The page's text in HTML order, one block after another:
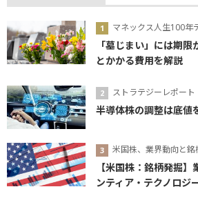
マネックス人生100年
「墓じまい」には期
とかかる費用を解説
ストラテジーレポート
半導体株の調整は底値
米国株、業界動向と銘
【米国株：銘柄発掘
ンティア・テクノロジ